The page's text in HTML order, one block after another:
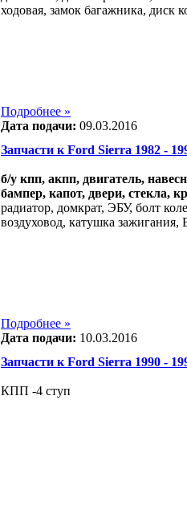
ходовая, замок багажника, диск
Подробнее »
Дата подачи: 09.03.2016
Запчасти к Ford Sierra 1982 -
б/у кпп, акпп, двигатель,
бампер, капот, двери, стекла,
радиатор, домкрат, ЭБУ, болт
воздуховод, катушка зажигания,
Подробнее »
Дата подачи: 10.03.2016
Запчасти к Ford Sierra 1990 -
КПП -4 ступ